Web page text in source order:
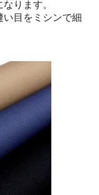
ります。
目をミシンで細